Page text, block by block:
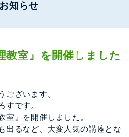
お知らせ
教室』を開催しました
ございます。
すです。
室』を開催しました。
出るなど、大変人気の講座とな